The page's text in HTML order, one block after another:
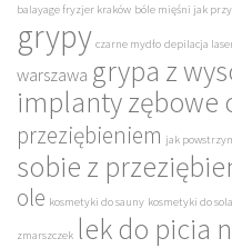
balayage fryzjer kraków bóle mięśni jak
grypy czarne mydło depilacja
warszawa grypa z
implanty zębowe
przeziębieniem jak
sobie z
ole kosmetyki do sauny kosmetyki do
zmarszczek lek do picia